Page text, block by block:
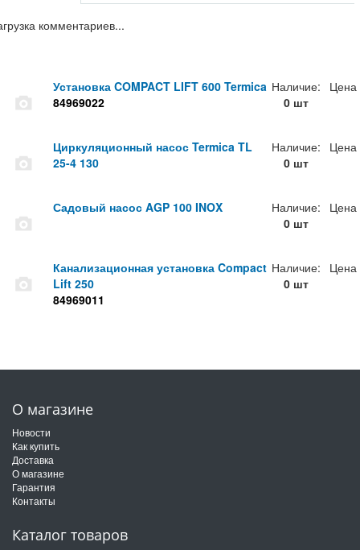
комментариев...
Установка COMPACT LIFT 600 Termica
84969022
Наличие:
0 шт
Цена
Циркуляционный насос Termica TL
25-4 130
Наличие:
0 шт
Цена
Садовый насос AGP 100 INOX
Наличие:
0 шт
Цена
Канализационная установка Compact
Lift 250
84969011
Наличие:
0 шт
Цена
О магазине
Новости
Как купить
Доставка
О магазине
Гарантия
Контакты
Каталог товаров